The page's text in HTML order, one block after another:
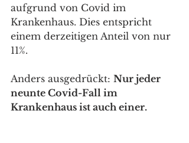
aufgrund von Covid im
Krankenhaus. Dies entspricht
einem derzeitigen Anteil von nur
11%.
Anders ausgedrückt: Nur jeder
neunte Covid-Fall im
Krankenhaus ist auch einer.